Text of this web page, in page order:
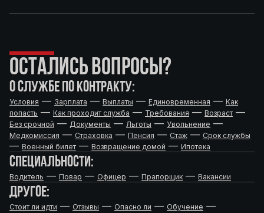
ОСТАЛИСЬ ВОПРОСЫ?
О СЛУЖБЕ ПО КОНТРАКТУ:
Условия — Зарплата — Выплаты — Единовременная — Как
попасть — Как проходит служба — Требования — Возраст —
Без срочной — Документы — Льготы — Увольнение —
Медкомиссия — Страховка — Пенсия — Стаж — Срок службы
— Военный билет — Возвращение домой — Ипотека
СПЕЦИАЛЬНОСТИ:
Водитель — Повар — Офицер — Прапорщик — Вакансии
ДРУГОЕ:
Стоит ли идти — Отзывы — Опасно ли — Обучение —